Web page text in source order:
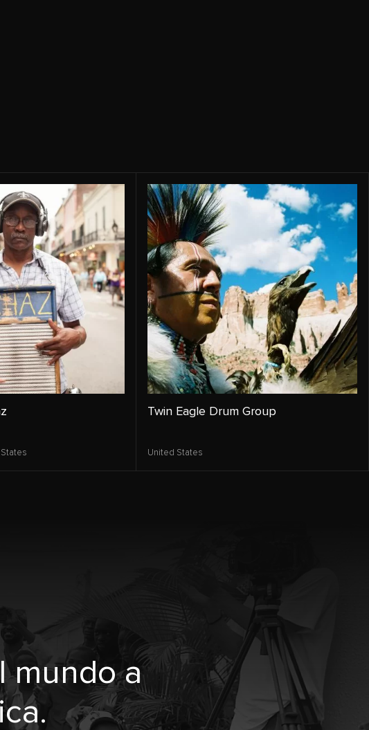
Twin Eagle Drum Group
United States
mundo a